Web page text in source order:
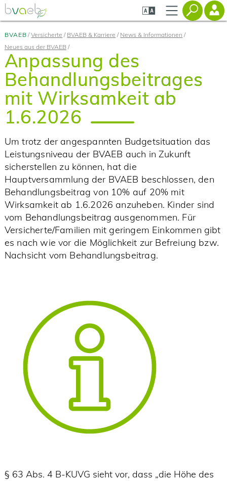
Zum
Seiteninhalt
springen
Zur
Navigation
springen
BVAEB Versicherte BVAEB & Karriere
News & Informationen
Neues aus der BVAEB
Anpassung des
Behandlungsbeitrages
mit Wirksamkeit ab
1.6.2026
Um trotz der angespannten Budgetsituation das
Leistungsniveau der BVAEB auch in Zukunft
sicherstellen zu können, hat die
Hauptversammlung der BVAEB beschlossen, den
Behandlungsbeitrag von 10% auf 20% mit
Wirksamkeit ab 1.6.2026 anzuheben. Kinder sind
vom Behandlungsbeitrag ausgenommen. Für
Versicherte/Familien mit geringem Einkommen gibt
es nach wie vor die Möglichkeit zur Befreiung bzw.
Nachsicht vom Behandlungsbeitrag.
§ 63 Abs. 4 B-KUVG sieht vor, dass „die Höhe des